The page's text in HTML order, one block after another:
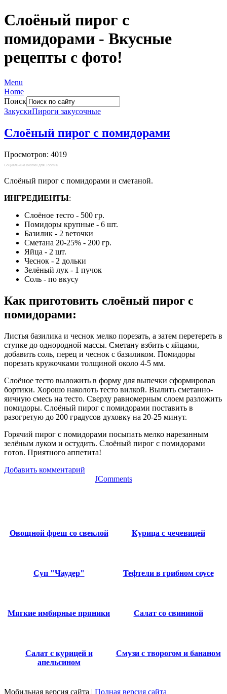
Слоёный пирог с
помидорами - Вкусные
рецепты с фото!
Menu
Home
Поиск
ЗакускиПироги закусочные
Слоёный пирог с помидорами
Просмотров: 4019
Социальные кнопки для Joomla
Слоёный пирог с помидорами и сметаной.
ИНГРЕДИЕНТЫ:
Слоёное тесто - 500 гр.
Помидоры крупные - 6 шт.
Базилик - 2 веточки
Сметана 20-25% - 200 гр.
Яйца - 2 шт.
Чеснок - 2 дольки
Зелёный лук - 1 пучок
Соль - по вкусу
Как приготовить слоёный пирог с
помидорами:
Листья базилика и чеснок мелко порезать, а затем перетереть в
ступке до однородной массы. Сметану взбить с яйцами,
добавить соль, перец и чеснок с базиликом. Помидоры
порезать кружочками толщиной около 4-5 мм.
Слоёное тесто выложить в форму для выпечки сформировав
бортики. Хорошо наколоть тесто вилкой. Вылить сметанно-
яичную смесь на тесто. Сверху равномерным слоем разложить
помидоры. Слоёный пирог с помидорами поставить в
разогретую до 200 градусов духовку на 20-25 минут.
Горячий пирог с помидорами посыпать мелко нарезанным
зелёным луком и остудить. Слоёный пирог с помидорами
готов. Приятного аппетита!
Добавить комментарий
JComments
Овощной фреш со свеклой Курица с чечевицей
Суп "Чаудер" Тефтели в грибном соусе
Мягкие имбирные пряники Салат со свининой
Салат с курицей и
апельсином
Смузи с творогом и бананом
Мобильная версия сайта | Полная версия сайта